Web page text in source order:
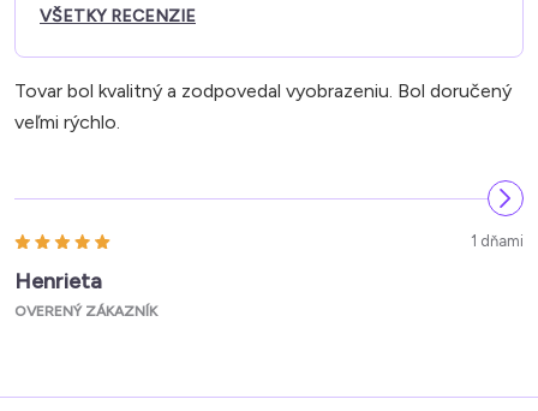
VŠETKY RECENZIE
Tovar bol kvalitný a zodpovedal vyobrazeniu. Bol doručený
veľmi rýchlo.
1 dňami
Henrieta
OVERENÝ ZÁKAZNÍK